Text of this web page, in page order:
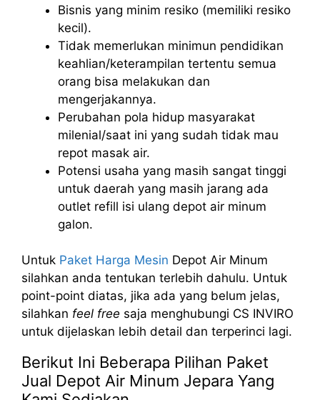
Bisnis yang minim resiko (memiliki resiko
kecil).
Tidak memerlukan minimun pendidikan
keahlian/keterampilan tertentu semua
orang bisa melakukan dan
mengerjakannya.
Perubahan pola hidup masyarakat
milenial/saat ini yang sudah tidak mau
repot masak air.
Potensi usaha yang masih sangat tinggi
untuk daerah yang masih jarang ada
outlet refill isi ulang depot air minum
galon.
Untuk Paket Harga Mesin Depot Air Minum
silahkan anda tentukan terlebih dahulu. Untuk
point-point diatas, jika ada yang belum jelas,
silahkan feel free saja menghubungi CS INVIRO
untuk dijelaskan lebih detail dan terperinci lagi.
Berikut Ini Beberapa Pilihan Paket
Jual Depot Air Minum Jepara Yang